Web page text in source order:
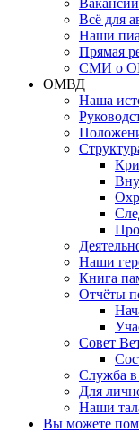
Вакансии
Всё для
Наши
Прямая
СМИ о
ОМВД
Наша
Наши
Книга
Отчёты
Совет
Служба
Для
Наши
Вы можете